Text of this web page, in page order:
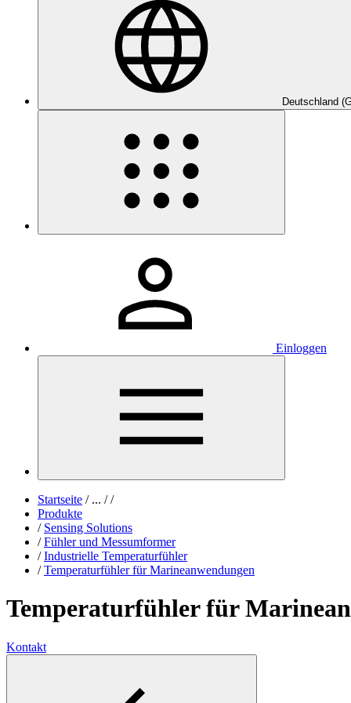
Deutschland
Einloggen
Startseite /... / /
Produkte
/ Sensing Solutions
/ Fühler und Messumformer
/ Industrielle Temperaturfühler
/ Temperaturfühler für Marineanwendungen
Temperaturfühler für
Kontakt